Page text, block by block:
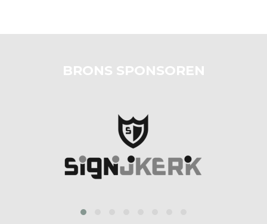
BRONS SPONSOREN